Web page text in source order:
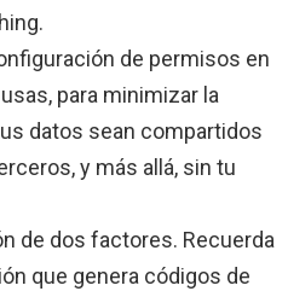
de permisos en
para minimizar la
datos sean compartidos
y más allá, sin tu
de dos factores. Recuerda
que genera códigos de